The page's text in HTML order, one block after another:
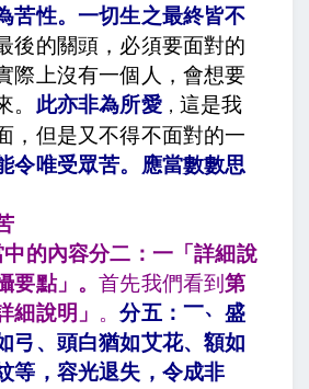
苦性。一切生之最終皆不
後的關頭，必須要面對的
際上沒有一個人，會想要
。 此亦非為所愛，這是我
，但是又不得不面對的一
令唯受眾苦。應當數數思
的內容分二：一「詳細說
要點」。首先我們看到第
細說明」 。分五：一、盛
弓、頭白猶如艾花、額如
等，容光退失，令成非